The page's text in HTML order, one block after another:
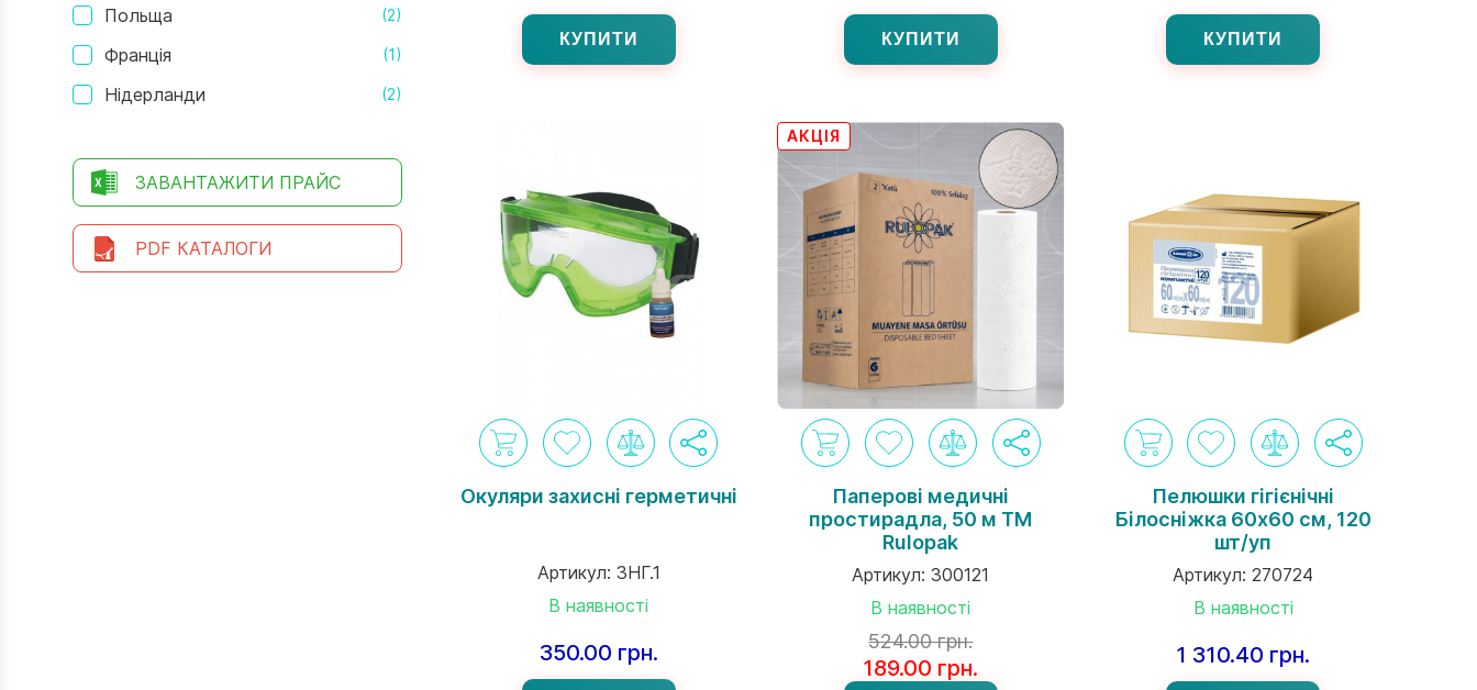
КУПИТИ КУПИТИ КУПИТИ
Окуляри захисні герметичні
Артикул: ЗНГ.1
В наявності
350.00 грн.
АКЦІЯ
Паперові медичні
простирадла, 50 м ТМ
Rulopak
Артикул: 300121
В наявності
524.00 грн.
189.00 грн.
Пелюшки гігієнічні
Білосніжка 60х60 см, 120
шт/уп
Артикул: 270724
В наявності
1 310.40 грн.
Польща (2)
Франція (1)
Нідерланди (2)
ЗАВАНТАЖИТИ ПРАЙС
PDF КАТАЛОГИ